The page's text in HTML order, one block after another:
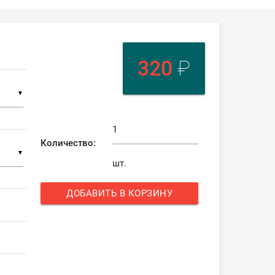
▼
▼
320 ₽
Количество:
шт.
ДОБАВИТЬ В КОРЗИНУ